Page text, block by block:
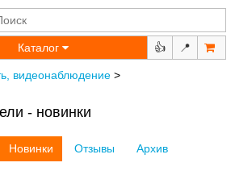
Каталог 👍 📍
видеонаблюдение >
- новинки
Новинки Отзывы
Архив